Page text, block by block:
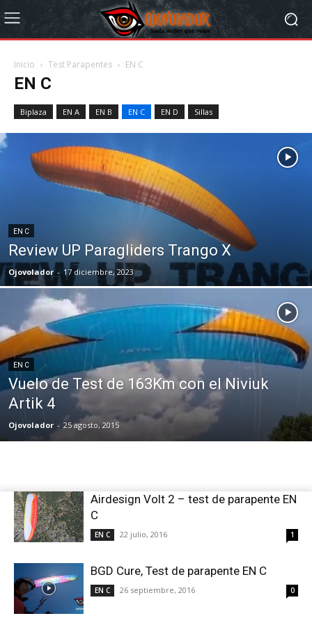
Inicio Test Parapentes EN C
EN C
Biplaza EN A EN B EN C EN D Sillas
EN C
Review UP Paragliders Trango X
Ojovolador - 17 diciembre, 2023
EN C
Vuelo de Test de 163Km con el Niviuk
Artik 4
Ojovolador - 25 agosto, 2015
Airdesign Volt 2 – test de parapente EN
C
EN C 22 julio, 2016 1
BGD Cure, Test de parapente EN C
EN C 26 septiembre, 2016 0